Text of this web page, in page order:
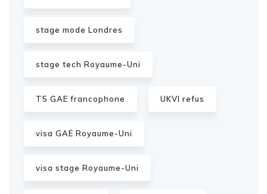
stage mode Londres
stage tech Royaume-Uni
T5 GAE francophone UKVI refus
visa GAE Royaume-Uni
visa stage Royaume-Uni